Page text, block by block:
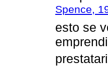
Spence,
esto se